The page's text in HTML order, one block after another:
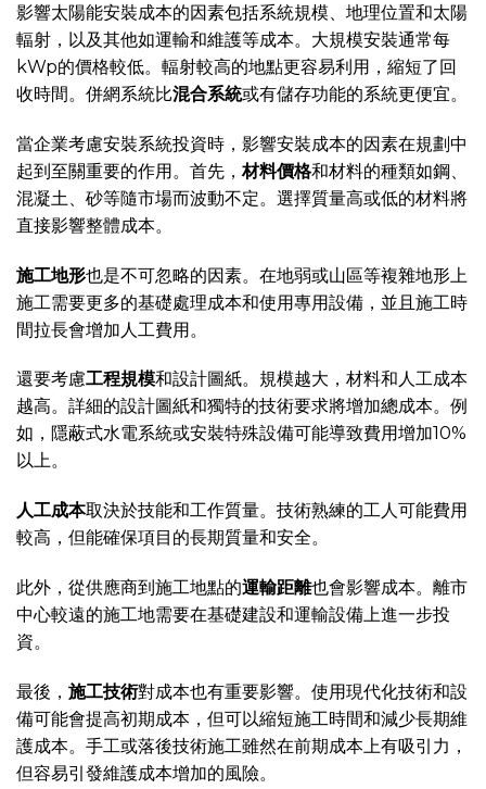
影響太陽能安裝成本的因素包括系統規模、地理位置和太陽
輻射，以及其他如運輸和維護等成本。大規模安裝通常每
kWp的價格較低。輻射較高的地點更容易利用，縮短了回
收時間。併網系統比混合系統或有儲存功能的系統更便宜。
當企業考慮安裝系統投資時，影響安裝成本的因素在規劃中
起到至關重要的作用。首先，材料價格和材料的種類如鋼、
混凝土、砂等隨市場而波動不定。選擇質量高或低的材料將
直接影響整體成本。
施工地形也是不可忽略的因素。在地弱或山區等複雜地形上
施工需要更多的基礎處理成本和使用專用設備，並且施工時
間拉長會增加人工費用。
還要考慮工程規模和設計圖紙。規模越大，材料和人工成本
越高。詳細的設計圖紙和獨特的技術要求將增加總成本。例
如，隱蔽式水電系統或安裝特殊設備可能導致費用增加10%
以上。
人工成本取決於技能和工作質量。技術熟練的工人可能費用
較高，但能確保項目的長期質量和安全。
此外，從供應商到施工地點的運輸距離也會影響成本。離市
中心較遠的施工地需要在基礎建設和運輸設備上進一步投
資。
最後， 施工技術對成本也有重要影響。使用現代化技術和設
備可能會提高初期成本，但可以縮短施工時間和減少長期維
護成本。手工或落後技術施工雖然在前期成本上有吸引力，
但容易引發維護成本增加的風險。